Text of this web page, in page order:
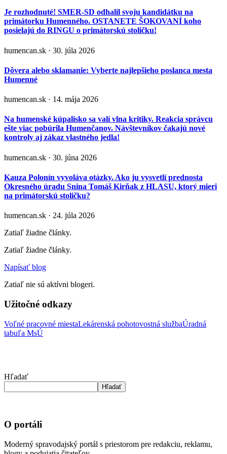
Je rozhodnuté! SMER-SD odhalil svoju kandidátku na
primátorku Humenného. OSTANETE ŠOKOVANÍ koho
posielajú do RINGU o primátorskú stoličku!
humencan.sk · 30. júla 2026
Dôvera alebo sklamanie: Vyberte najlepšieho poslanca mesta
Humenné
humencan.sk · 14. mája 2026
Na humenské kúpalisko sa valí vlna kritiky. Reakcia správcu
ešte viac pobúrila Humenčanov. Návštevníkov čakajú nové
kontroly aj zákaz vlastného jedla!
humencan.sk · 30. júna 2026
Kauza Polonín vyvoláva otázky. Ako ju vysvetlí prednosta
Okresného úradu Snina Tomáš Kirňak z HLASU, ktorý mieri
na primátorskú stoličku?
humencan.sk · 24. júla 2026
Zatiaľ žiadne články.
Zatiaľ žiadne články.
Napísať blog
Zatiaľ nie sú aktívni blogeri.
Užitočné odkazy
Voľné pracovné miestaLekárenská pohotovostná službaÚradná
tabuľa MsÚ
Hľadať
Hľadať
O portáli
Moderný spravodajský portál s priestorom pre redakciu, reklamu,